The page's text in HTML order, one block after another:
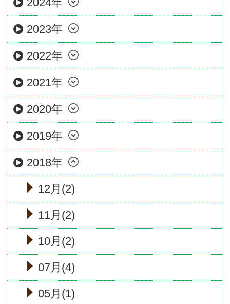
2023年
2022年
2021年
2020年
2019年
2018年
12月(2)
11月(2)
10月(2)
07月(4)
05月(1)